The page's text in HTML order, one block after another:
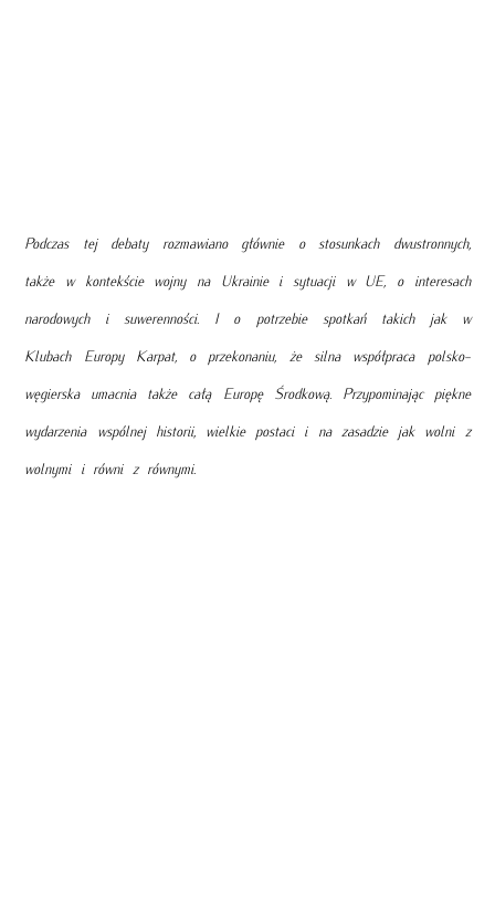
Podczas tej debaty rozmawiano głównie o stosunkach dwustronnych,
także w kontekście wojny na Ukrainie i sytuacji w UE, o interesach
narodowych i suwerenności. I o potrzebie spotkań takich jak w
Klubach Europy Karpat, o przekonaniu, że silna współpraca polsko-
węgierska umacnia także całą Europę Środkową. Przypominając piękne
wydarzenia wspólnej historii, wielkie postaci i na zasadzie jak wolni z
wolnymi i równi z równymi.